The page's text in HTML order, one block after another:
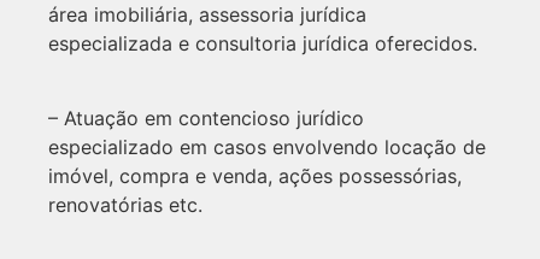
área imobiliária, assessoria jurídica
especializada e consultoria jurídica oferecidos.
– Atuação em contencioso jurídico
especializado em casos envolvendo locação de
imóvel, compra e venda, ações possessórias,
renovatórias etc.